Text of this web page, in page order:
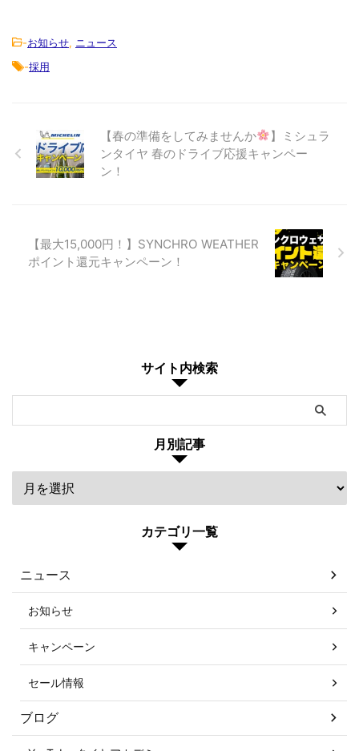
-お知らせ, ニュース
-採用
【春の準備をしてみませんか
】ミシュラ
ンタイヤ 春のドライブ応援キャンペー
ン！
【最大15,000円！】SYNCHRO WEATHER
ポイント還元キャンペーン！
サイト内検索
月別記事
カテゴリ一覧
ニュース
お知らせ
キャンペーン
セール情報
ブログ